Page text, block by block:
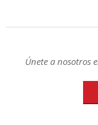
Únete a nosotros